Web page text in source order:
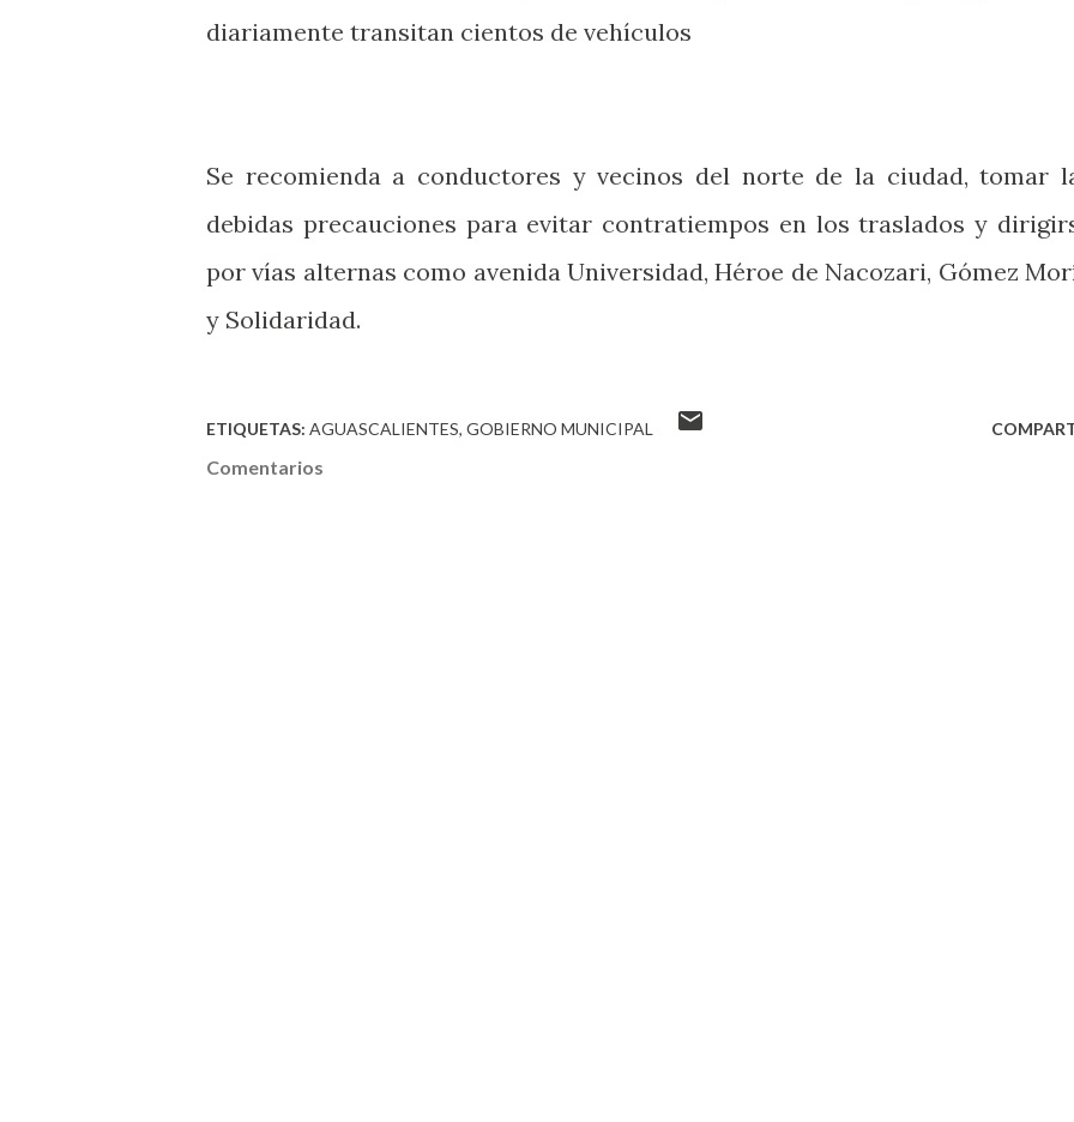
diariamente transitan cientos de vehículos
Se recomienda a conductores y vecinos del norte de la ciudad, tomar
debidas precauciones para evitar contratiempos en los traslados y
por vías alternas como avenida Universidad, Héroe de Nacozari, Gómez
y Solidaridad.
ETIQUETAS: AGUASCALIENTES GOBIERNO MUNICIPAL
Comentarios